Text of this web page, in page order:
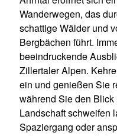
Wanderwegen, das
schattige Wälder und
Bergbächen führt.
beeindruckende
Zillertaler Alpen.
ein und genießen Sie
während Sie den
Landschaft schweifen
Spaziergang oder